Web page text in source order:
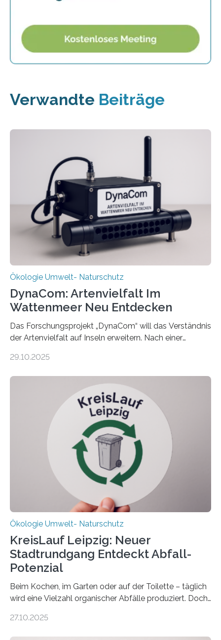
Verwandte Beiträge
Ökologie Umwelt- Naturschutz
DynaCom: Artenvielfalt Im
Wattenmeer Neu Entdecken
Das Forschungsprojekt „DynaCom“ will das Verständnis
der Artenvielfalt auf Inseln erweitern. Nach einer
Beobachtungen im Wattenmeer ist nun eine große
Oldenburg befassen sich insbesondere damit, wie ein
Ökosystem gedeiht – und wie sich dieser Prozess
verlässlich prognostizieren lässt. Grünes Licht für
„DynaCom“: Die Deutsche Forschungsgemeinschaft
(DFG) fördert das Anfang 2019 gestartete
Forschungsprojekt an der Universität Oldenburg für
zwei weitere Jahre mit rund 1,2 Millionen Euro. „Wir
freuen uns sehr über…
29.10.2025
Ökologie Umwelt- Naturschutz
KreisLauf Leipzig: Neuer
Stadtrundgang Entdeckt Abfall-
Potenzial
Beim Kochen, im Garten oder auf der Toilette – täglich
wird eine Vielzahl organischer Abfälle produziert. Doch
Potenzial nur dann entfalten können, wenn sie in
27.10.2025